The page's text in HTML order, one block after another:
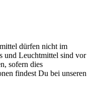
dürfen nicht im
und Leuchtmittel sind vor
sofern dies
findest Du bei unseren